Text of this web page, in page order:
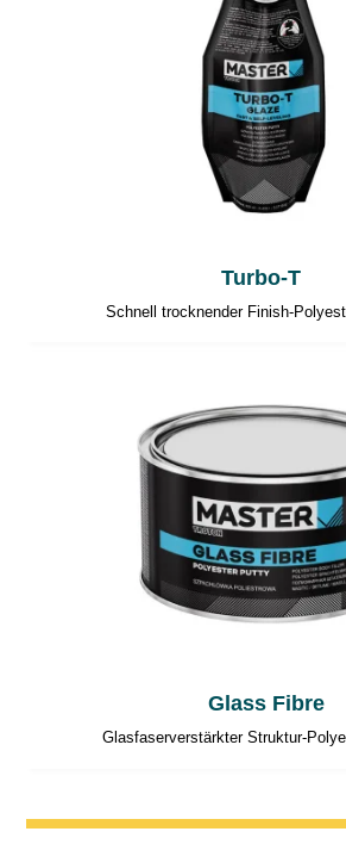
Turbo-T
Schnell trocknender Finish-
Glass Fibre
Glasfaserverstärkter Struktur-